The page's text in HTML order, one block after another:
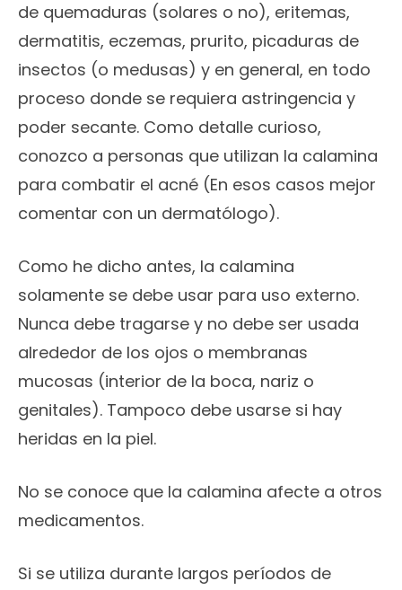
de quemaduras (solares o no), eritemas,
dermatitis, eczemas, prurito, picaduras de
insectos (o medusas) y en general, en todo
proceso donde se requiera astringencia y
poder secante. Como detalle curioso,
conozco a personas que utilizan la calamina
para combatir el acné (En esos casos mejor
comentar con un dermatólogo).
Como he dicho antes, la calamina
solamente se debe usar para uso externo.
Nunca debe tragarse y no debe ser usada
alrededor de los ojos o membranas
mucosas (interior de la boca, nariz o
genitales). Tampoco debe usarse si hay
heridas en la piel.
No se conoce que la calamina afecte a otros
medicamentos.
Si se utiliza durante largos períodos de